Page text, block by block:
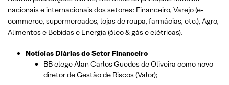
nacionais e internacionais dos setores: Financeiro, Varejo(e-
commerce, supermercados, lojas de roupa, farmácias, etc.), Agro,
Alimentos e Bebidas e Energia (óleo & gás e elétricas).
Notícias Diárias do Setor Financeiro
BB elege Alan Carlos Guedes de Oliveira como novo
diretor de Gestão de Riscos (Valor);